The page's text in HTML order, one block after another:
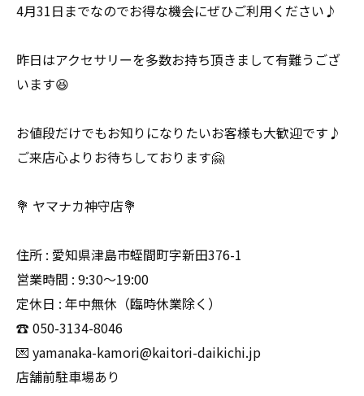
4月31日までなのでお得な機会にぜひご利用ください♪
昨日はアクセサリーを多数お持ち頂きまして有難うござ
います😆
お値段だけでもお知りになりたいお客様も大歓迎です♪
ご来店心よりお待ちしております🤗
💐 ヤマナカ神守店💐
住所 : 愛知県津島市蛭間町字新田376-1
営業時間 : 9:30〜19:00
定休日 : 年中無休（臨時休業除く）
☎️ 050-3134-8046
💌 yamanaka-kamori@kaitori-daikichi.jp
店舗前駐車場あり